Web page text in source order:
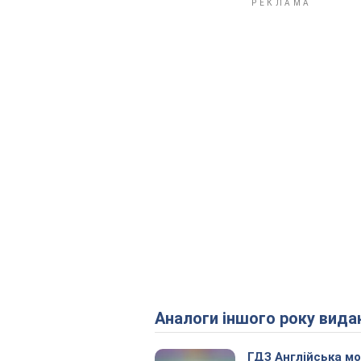
Аналоги іншого року
ГДЗ Англійська